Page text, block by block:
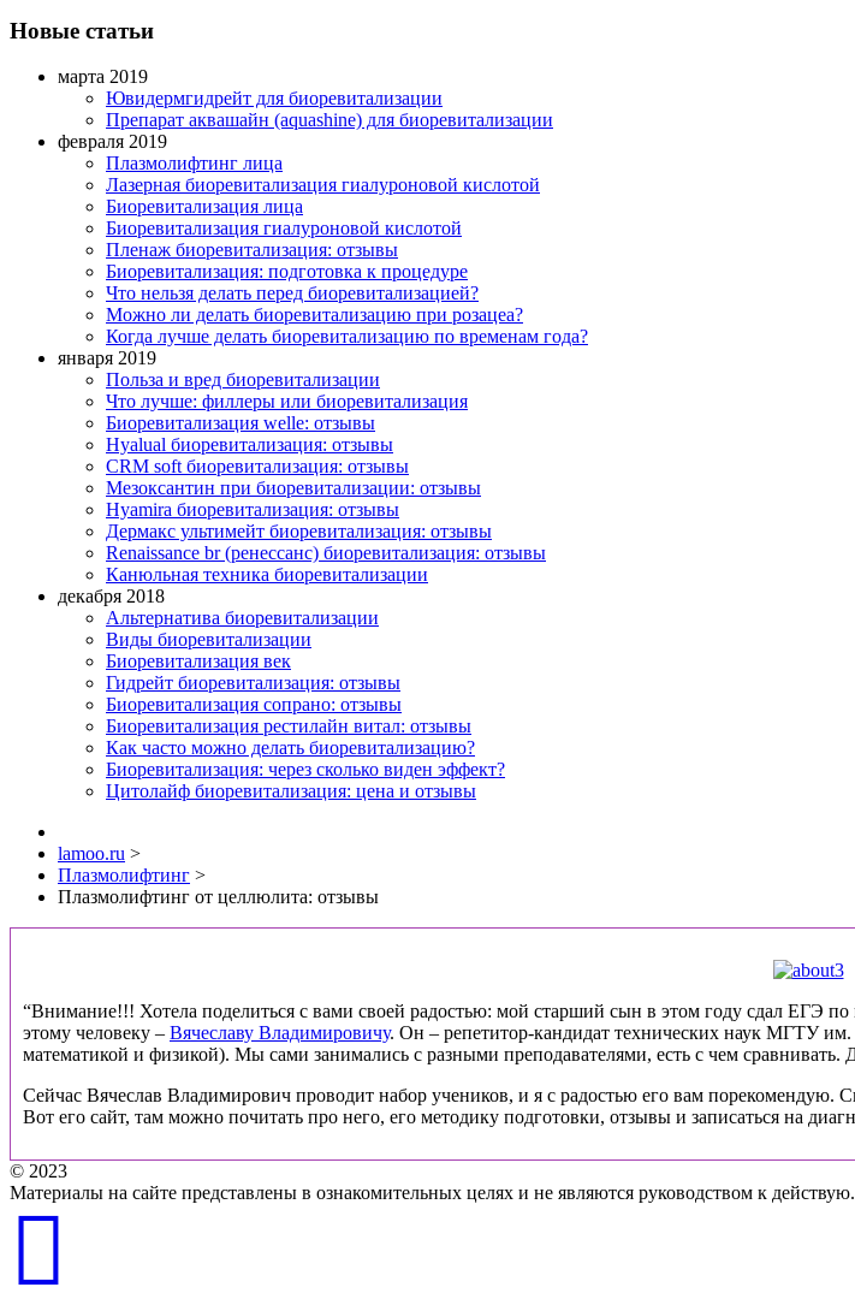
Новые статьи
марта 2019
Ювидермгидрейт для биоревитализации
Препарат аквашайн (aquashine) для биоревитализации
февраля 2019
Плазмолифтинг лица
Лазерная биоревитализация гиалуроновой кислотой
Биоревитализация лица
Биоревитализация гиалуроновой кислотой
Пленаж биоревитализация: отзывы
Биоревитализация: подготовка к процедуре
Что нельзя делать перед биоревитализацией?
Можно ли делать биоревитализацию при розацеа?
Когда лучше делать биоревитализацию по временам года?
января 2019
Польза и вред биоревитализации
Что лучше: филлеры или биоревитализация
Биоревитализация welle: отзывы
Нyalual биоревитализация: отзывы
СRM soft биоревитализация: отзывы
Мезоксантин при биоревитализации: отзывы
Hyamira биоревитализация: отзывы
Дермакс ультимейт биоревитализация: отзывы
Renaissance br (ренессанс) биоревитализация: отзывы
Канюльная техника биоревитализации
декабря 2018
Альтернатива биоревитализации
Виды биоревитализации
Биоревитализация век
Гидрейт биоревитализация: отзывы
Биоревитализация сопрано: отзывы
Биоревитализация рестилайн витал: отзывы
Как часто можно делать биоревитализацию?
Биоревитализация: через сколько виден эффект?
Цитолайф биоревитализация: цена и отзывы
lamoo.ru >
Плазмолифтинг >
Плазмолифтинг от целлюлита: отзывы
“Внимание!!! Хотела поделиться с вами своей радостью: мой старший сын в этом году сдал ЕГЭ по
этому человеку – Вячеславу Владимировичу. Он – репетитор-кандидат технических наук МГТУ
математикой и физикой). Мы сами занимались с разными преподавателями, есть с чем сравнивать.
Сейчас Вячеслав Владимирович проводит набор учеников, и я с радостью его вам порекомендую.
Вот его сайт, там можно почитать про него, его методику подготовки, отзывы и записаться на
© 2023
Материалы на сайте представлены в ознакомительных целях и не являются руководством к